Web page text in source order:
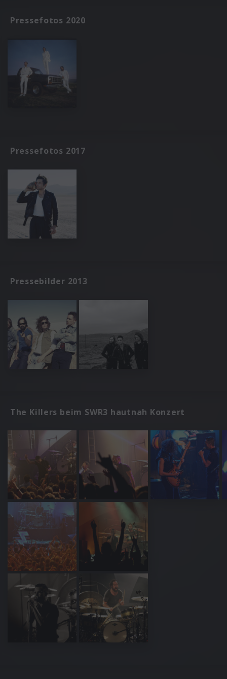
Pressefotos 2020
Pressefotos 2017
Pressebilder 2013
The Killers beim SWR3 hautnah Konzert